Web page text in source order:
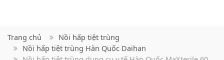
Trang chủ
Nồi hấp tiệt trùng
Nồi hấp tiệt trùng Hàn Quốc Daihan